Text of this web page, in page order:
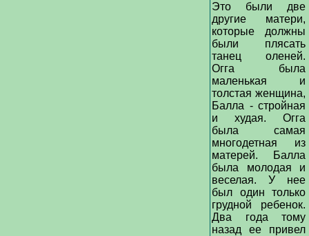
Это были две
другие матери,
которые должны
были плясать
танец оленей.
Огга была
маленькая и
толстая женщина,
Балла - стройная
и худая. Огга
была самая
многодетная из
матерей. Балла
была молодая и
веселая. У нее
был один только
грудной ребенок.
Два года тому
назад ее привел